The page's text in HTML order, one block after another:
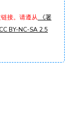
接。请遵从 《署
BY-NC-SA 2.5